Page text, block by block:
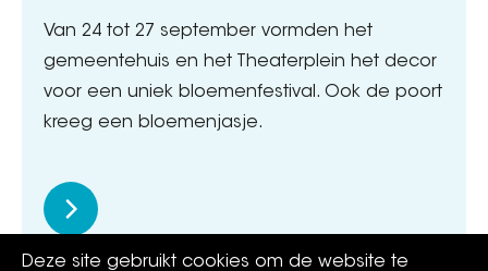
Van 24 tot 27 september vormden het
gemeentehuis en het Theaterplein het decor
voor een uniek bloemenfestival. Ook de poort
kreeg een bloemenjasje.
Deze site gebruikt cookies om de website te